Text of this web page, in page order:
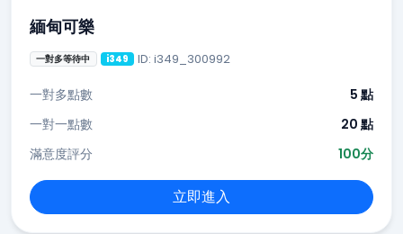
緬甸可樂
一對多等待中 i349 ID: i349_300992
一對多點數
5 點
一對一點數
20 點
滿意度評分
100分
立即進入